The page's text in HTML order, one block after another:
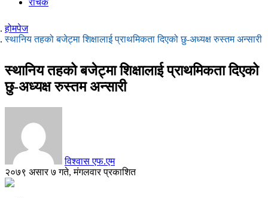
रोचक
होमपेज
स्थानिय तहको बजेट्मा शिक्षालाई प्राथमिकता दिएको छु-अध्यक्ष रुस्तम अन्सारी
स्थानिय तहको बजेट्मा शिक्षालाई प्राथमिकता दिएको
छु-अध्यक्ष रुस्तम अन्सारी
विश्वास एफ.एम
२०७९ असार ७ गते, मंगलवार प्रकाशित